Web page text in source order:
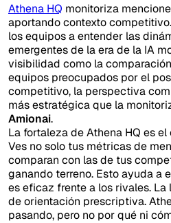
Athena HQ monitoriza
aportando contexto
los equipos a entender las
emergentes de la era de la IA
visibilidad como la
equipos preocupados por el
competitivo, la perspectiva
más estratégica que la
Amionai.
La fortaleza de Athena HQ es
Ves no solo tus métricas de
comparan con las de tus
ganando terreno. Esto ayuda a
es eficaz frente a los rivales.
de orientación prescriptiva.
pasando, pero no por qué ni